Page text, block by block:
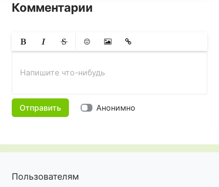
Комментарии
ЖирныйКурсивЗачеркнутый
СмайликиВставить изображение
Вставить ссылку
Напишите что-нибудь
Отправить Анонимно
Пользователям